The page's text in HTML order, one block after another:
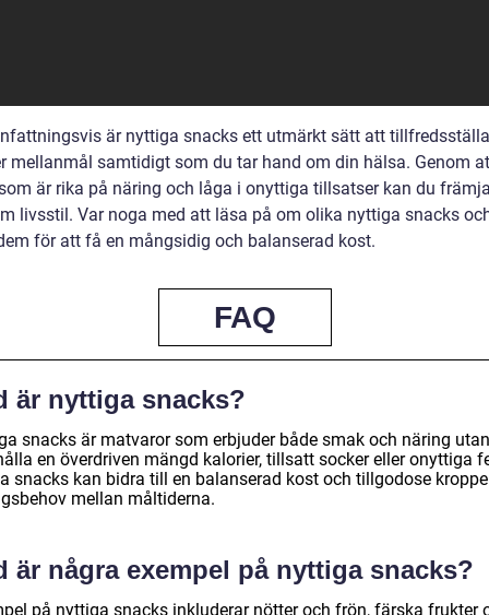
är nyttiga snacks ett utmärkt sätt att
mellanmål samtidigt som du tar hand om din hälsa. Genom
är rika på näring och låga i onyttiga tillsatser kan du
livsstil. Var noga med att läsa på om olika nyttiga snacks
för att få en mångsidig och balanserad kost.
FAQ
är nyttiga snacks?
snacks är matvaror som erbjuder både smak och näring
en överdriven mängd kalorier, tillsatt socker eller onyttiga
snacks kan bidra till en balanserad kost och tillgodose
mellan måltiderna.
är några exempel på nyttiga snacks?
på nyttiga snacks inkluderar nötter och frön, färska frukter